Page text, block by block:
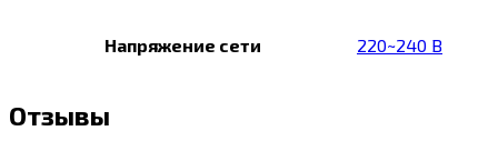
Напряжение сети 220~240 В
Отзывы